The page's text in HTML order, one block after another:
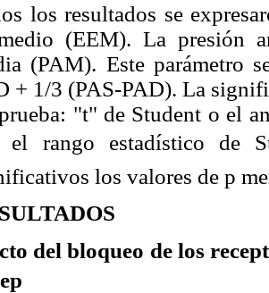
los resultados se
(EEM). La presión
(PAM). Este parámetro
+ 1/3 (PAS-PAD). La
"t" de Student o el
rango estadístico de
los valores de p
del bloqueo de los